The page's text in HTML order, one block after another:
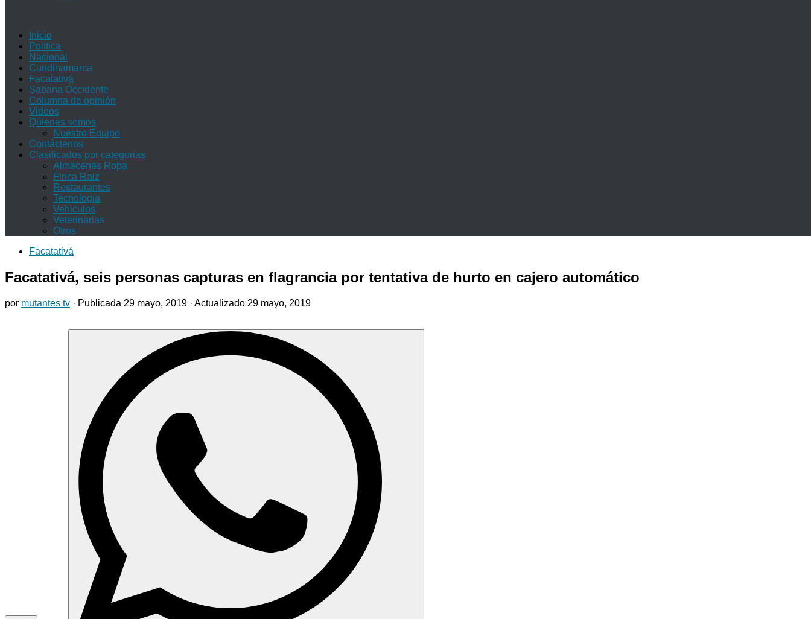
Inicio
Política
Nacional
Cundinamarca
Facatativá
Sabana Occidente
Columna de opinión
Videos
Quienes somos
Nuestro Equipo
Contáctenos
Clasificados por categorias
Almacenes Ropa
Finca Raiz
Restaurantes
Tecnologia
Vehiculos
Veterinarias
Otros
Facatativá
Facatativá, seis personas capturas en flagrancia por tentativa de hurto en cajero automático
por mutantes tv · Publicada 29 mayo, 2019 · Actualizado 29 mayo, 2019